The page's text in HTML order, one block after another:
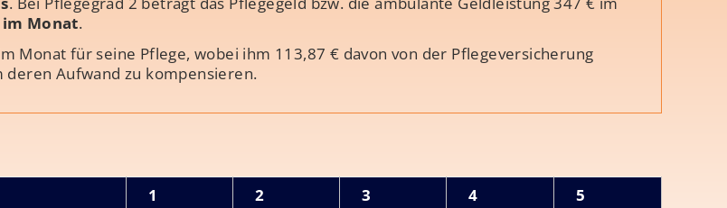
im Monat.
Monat für seine Pflege, wobei ihm 113,87 € davon von der Pflegeversicherung
Aufwand zu kompensieren.
1 2 3 4
5